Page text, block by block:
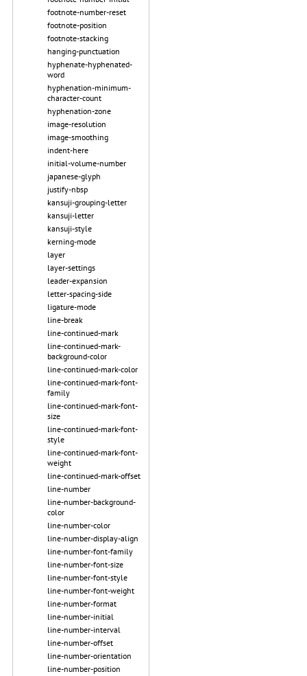
footnote-number-reset
footnote-position
footnote-stacking
hanging-punctuation
hyphenate-hyphenated-
word
hyphenation-minimum-
character-count
hyphenation-zone
image-resolution
image-smoothing
indent-here
initial-volume-number
japanese-glyph
justify-nbsp
kansuji-grouping-letter
kansuji-letter
kansuji-style
kerning-mode
layer
layer-settings
leader-expansion
letter-spacing-side
ligature-mode
line-break
line-continued-mark
line-continued-mark-
background-color
line-continued-mark-color
line-continued-mark-font-
family
line-continued-mark-font-
size
line-continued-mark-font-
style
line-continued-mark-font-
weight
line-continued-mark-offset
line-number
line-number-background-
color
line-number-color
line-number-display-align
line-number-font-family
line-number-font-size
line-number-font-style
line-number-font-weight
line-number-format
line-number-initial
line-number-interval
line-number-offset
line-number-orientation
line-number-position